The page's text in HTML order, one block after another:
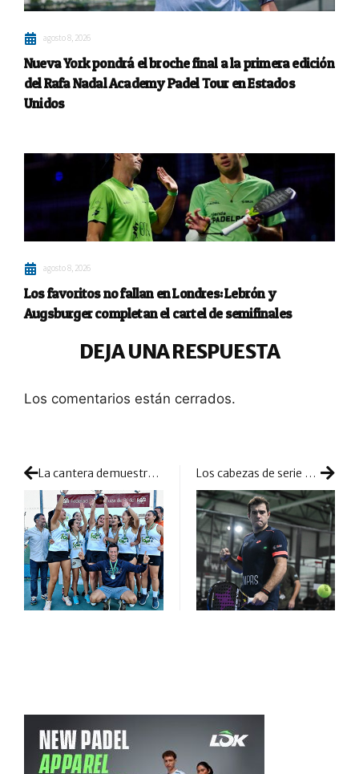
agosto 8, 2026
Nueva York pondrá el broche final a la primera edición
del Rafa Nadal Academy Padel Tour en Estados
Unidos
agosto 8, 2026
Los favoritos no fallan en Londres: Lebrón y
Augsburger completan el cartel de semifinales
DEJA UNA RESPUESTA
Los comentarios están cerrados.
La cantera demuestra talento e ilusión en el Cto. de Andalucía de Selecciones Provinciales de Menores Los cabezas de serie se repartieron los cuatro billetes a cuadro final